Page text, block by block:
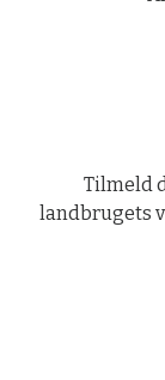
Tilmeld
landbrugets